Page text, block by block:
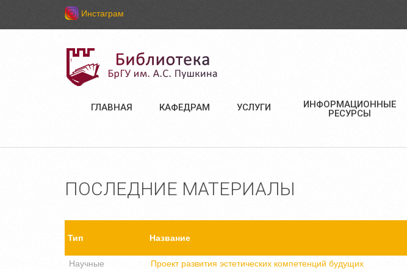
Инстаграм
ГЛАВНАЯ КАФЕДРАМ УСЛУГИ
ИНФОРМАЦИОННЫЕ
РЕСУРСЫ
ПОСЛЕДНИЕ МАТЕРИАЛЫ
Тип Название
Научные
Проект развития эстетических компетенций будущих